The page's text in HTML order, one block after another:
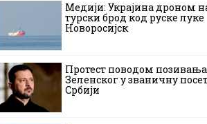
Медији: Украјина дроном
турски брод код руске луке
Новоросијск
Протест поводом позивања
Зеленског у званичну
Србији